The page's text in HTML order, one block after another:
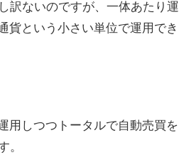
訳ないのですが、一体あたり運
貨という小さい単位で運用でき
用しつつトータルで自動売買を
。